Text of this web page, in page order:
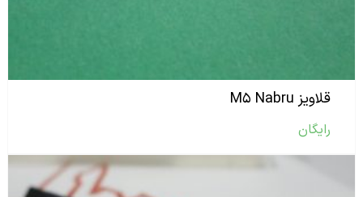
قلاویز M۵ Nabru
رایگان